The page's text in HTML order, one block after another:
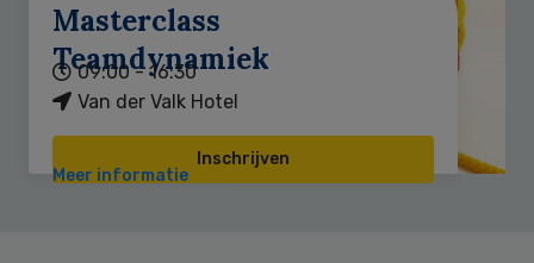
Masterclass
Teamdynamiek
09:00 - 16:30
Van der Valk Hotel
Inschrijven
Meer informatie